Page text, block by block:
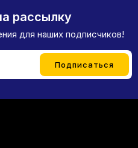
рассылку
для наших подписчиков!